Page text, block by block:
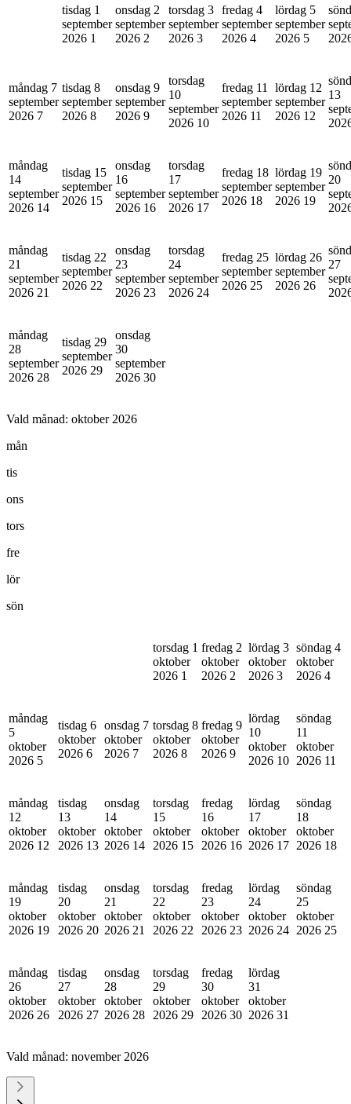
tisdag 1
september
2026 1
onsdag 2
september
2026 2
torsdag 3
september
2026 3
fredag 4
september
2026 4
lördag 5
september
2026 5
måndag 7
september
2026 7
tisdag 8
september
2026 8
onsdag 9
september
2026 9
torsdag
10
september
2026 10
fredag 11
september
2026 11
lördag 12
september
2026 12
13
måndag
14
september
2026 14
tisdag 15
september
2026 15
onsdag
16
september
2026 16
torsdag
17
september
2026 17
fredag 18
september
2026 18
lördag 19
september
2026 19
20
måndag
21
september
2026 21
tisdag 22
september
2026 22
onsdag
23
september
2026 23
torsdag
24
september
2026 24
fredag 25
september
2026 25
lördag 26
september
2026 26
27
måndag
28
september
2026 28
tisdag 29
september
2026 29
onsdag
30
september
2026 30
Vald månad: oktober 2026
mån
tis
ons
tors
fre
lör
sön
torsdag 1
oktober
2026 1
fredag 2
oktober
2026 2
lördag 3
oktober
2026 3
söndag 4
oktober
2026 4
måndag
5
oktober
2026 5
tisdag 6
oktober
2026 6
onsdag 7
oktober
2026 7
torsdag 8
oktober
2026 8
fredag 9
oktober
2026 9
lördag
10
oktober
2026 10
söndag
11
oktober
2026 11
måndag
12
oktober
2026 12
tisdag
13
oktober
2026 13
onsdag
14
oktober
2026 14
torsdag
15
oktober
2026 15
fredag
16
oktober
2026 16
lördag
17
oktober
2026 17
söndag
18
oktober
2026 18
måndag
19
oktober
2026 19
tisdag
20
oktober
2026 20
onsdag
21
oktober
2026 21
torsdag
22
oktober
2026 22
fredag
23
oktober
2026 23
lördag
24
oktober
2026 24
söndag
25
oktober
2026 25
måndag
26
oktober
2026 26
tisdag
27
oktober
2026 27
onsdag
28
oktober
2026 28
torsdag
29
oktober
2026 29
fredag
30
oktober
2026 30
lördag
31
oktober
2026 31
Vald månad: november 2026